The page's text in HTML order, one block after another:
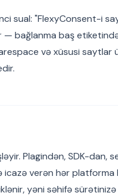
sual: "FlexyConsent-i
bağlanma baş
və xüsusi
Plagindən, SDK-dan,
icazə verən hər
yəni səhifə